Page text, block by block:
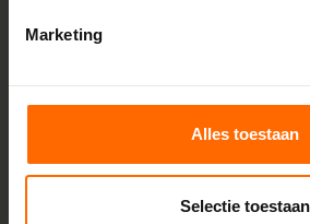
Marketing
Alles toestaan
Selectie toestaan
fabrieken in Heerenveen en Meppel,
werkdagen liggen ze klaar bij een van